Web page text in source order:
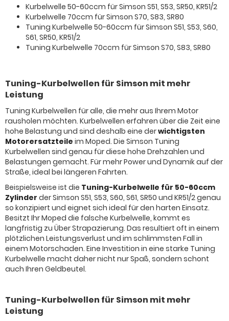
Kurbelwelle 50-60ccm für Simson S51, S53, SR50, KR51/2
Kurbelwelle 70ccm für Simson S70, S83, SR80
Tuning Kurbelwelle 50-60ccm für Simson S51, S53, S60,
S61, SR50, KR51/2
Tuning Kurbelwelle 70ccm für Simson S70, S83, SR80
Tuning-Kurbelwellen für Simson mit mehr
Leistung
Tuning Kurbelwellen für alle, die mehr aus Ihrem Motor
rausholen möchten. Kurbelwellen erfahren über die Zeit eine
hohe Belastung und sind deshalb eine derwichtigsten
Motorersatzteile im Moped. Die Simson Tuning
Kurbelwellen sind genau für diese hohe Drehzahlen und
Belastungen gemacht. Für mehr Power und Dynamik auf der
Straße, ideal bei längeren Fahrten.
Beispielsweise ist die Tuning-Kurbelwelle für 50-60ccm
Zylinder der Simson S51, S53, S60, S61, SR50 und KR51/2 genau
so konzipiert und eignet sich ideal für den harten Einsatz.
Besitzt Ihr Moped die falsche Kurbelwelle, kommt es
langfristig zu Über Strapazierung. Das resultiert oft in einem
plötzlichen Leistungsverlust und im schlimmsten Fall in
einem Motorschaden. Eine Investition in eine starke Tuning
Kurbelwelle macht daher nicht nur Spaß, sondern schont
auch Ihren Geldbeutel.
Tuning-Kurbelwellen für Simson mit mehr
Leistung